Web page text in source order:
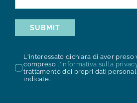
SUBMIT
L'interessato dichiara di aver preso
compreso l'informativa sulla
trattamento dei propri dati
indicate.